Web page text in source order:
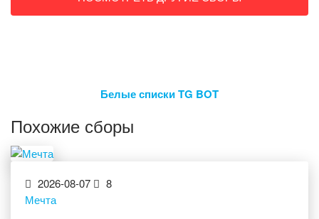
Белые списки TG BOT
Похожие сборы
2026-08-07
8
Мечта